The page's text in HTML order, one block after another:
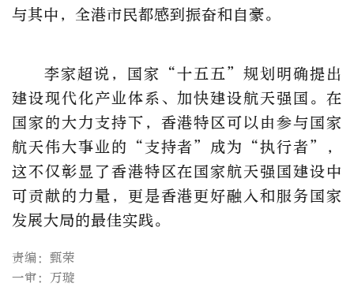
与其中，全港市民都感到振奋和自豪。
李家超说，国家“十五五”规划明确提出
建设现代化产业体系、加快建设航天强国。在
国家的大力支持下，香港特区可以由参与国家
航天伟大事业的“支持者”成为“执行者”，
这不仅彰显了香港特区在国家航天强国建设中
可贡献的力量，更是香港更好融入和服务国家
发展大局的最佳实践。
责编：甄荣
一审：万璇